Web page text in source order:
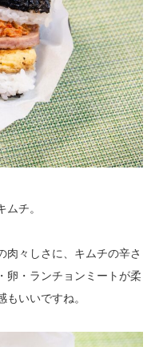
チ。
肉々しさに、キムチの辛さ
卵・ランチョンミートが柔
いいですね。